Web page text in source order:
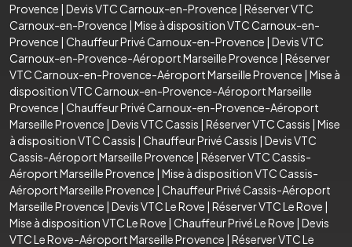
Provence | Devis VTC Carnoux-en-Provence | Réserver VTC
Carnoux-en-Provence | Mise à disposition VTC Carnoux-en-
Provence | Chauffeur Privé Carnoux-en-Provence | Devis VTC
Carnoux-en-Provence-Aéroport Marseille Provence | Réserver
VTC Carnoux-en-Provence-Aéroport Marseille Provence | Mise à
disposition VTC Carnoux-en-Provence-Aéroport Marseille
Provence | Chauffeur Privé Carnoux-en-Provence-Aéroport
Marseille Provence | Devis VTC Cassis | Réserver VTC Cassis | Mise
à disposition VTC Cassis | Chauffeur Privé Cassis | Devis VTC
Cassis-Aéroport Marseille Provence | Réserver VTC Cassis-
Aéroport Marseille Provence | Mise à disposition VTC Cassis-
Aéroport Marseille Provence | Chauffeur Privé Cassis-Aéroport
Marseille Provence | Devis VTC Le Rove | Réserver VTC Le Rove |
Mise à disposition VTC Le Rove | Chauffeur Privé Le Rove | Devis
VTC Le Rove-Aéroport Marseille Provence | Réserver VTC Le